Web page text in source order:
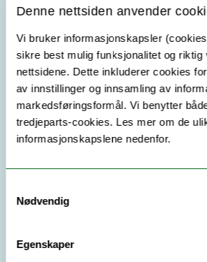
Denne nettsiden anvender
Vi bruker informasjonskapsler
sikre best mulig funksjonalitet og riktig
nettsidene. Dette inkluderer cookies
av innstillinger og innsamling av
markedsføringsformål. Vi benytter
tredjeparts-cookies. Les mer om de
informasjonskapslene nedenfor.
Nødvendig
Egenskaper
Studer når du vil med denne
hverken faste
oppmøte. Merk likevel at eksamen
semesteret og at det erfaste
Innholdet i et mikroemne er lagt opp
opptak som student ved UiT med
studiekompetanse eller